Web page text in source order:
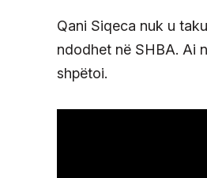
Qani Siqeca nuk u
ndodhet në SHBA. Ai
shpëtoi.